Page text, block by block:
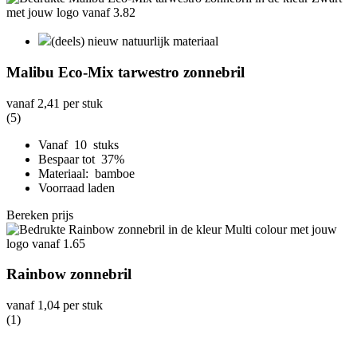
(deels) nieuw natuurlijk materiaal
Malibu Eco-Mix tarwestro zonnebril
vanaf 2,41 per stuk
(5)
Vanaf 10 stuks
Bespaar tot 37%
Materiaal: bamboe
Voorraad laden
Bereken prijs
Rainbow zonnebril
vanaf 1,04 per stuk
(1)